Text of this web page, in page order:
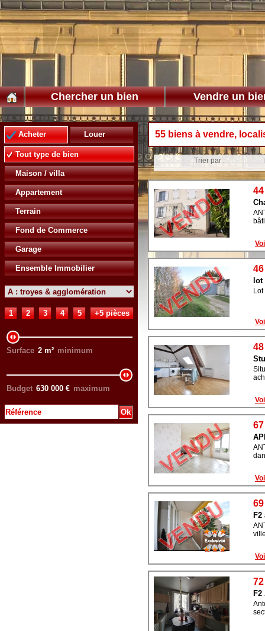
Chercher un bien Vendre un
Acheter Louer
Tout type de bien
Maison / villa
Appartement
Terrain
Fond de Commerce
Garage
Ensemble Immobilier
1 2 3 4 5 +5 pièces
Surface 2 m² minimum
Budget 630 000 € maximum
55 biens à vendre,
Trier par :
F2